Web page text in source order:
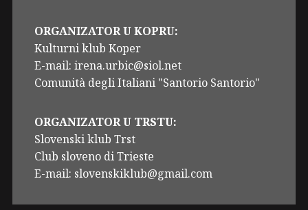
ORGANIZATOR U KOPRU:
Kulturni klub Koper
E-mail: irena.urbic@siol.net
Comunità degli Italiani "Santorio Santorio"
ORGANIZATOR U TRSTU:
Slovenski klub Trst
Club sloveno di Trieste
E-mail: slovenskiklub@gmail.com